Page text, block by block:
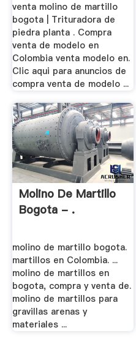
venta molino de martillo
bogota | Trituradora de
piedra planta . Compra
venta de modelo en
Colombia venta modelo en.
Clic aqui para anuncios de
compra venta de modelo ...
Molino De Martillo
Bogota - .
molino de martillo bogota.
martillos en Colombia. ...
molino de martillos en
bogota, compra y venta de.
molino de martillos para
gravillas arenas y
materiales ...